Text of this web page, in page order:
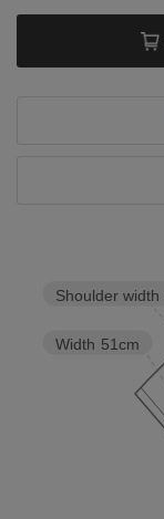
Width 51cm
Shoulder width